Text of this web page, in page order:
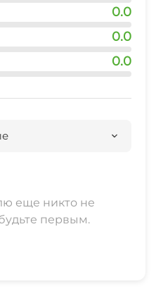
0.0
0.0
0.0
еще никто не
первым.